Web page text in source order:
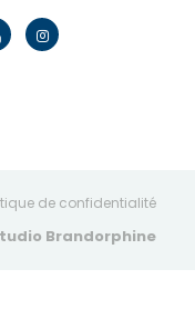
de confidentialité
Brandorphine